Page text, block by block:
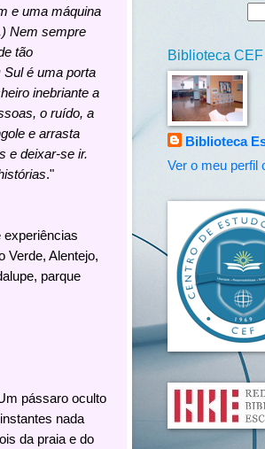
e uma máquina
Nem sempre
tão
é uma porta
inebriante a
o ruído, a
e arrasta
e deixar-se ir.
."
experiências
Verde, Alentejo,
parque
pássaro oculto
nada
da praia e do
Biblioteca CEF
Biblioteca
Ver o meu perfil